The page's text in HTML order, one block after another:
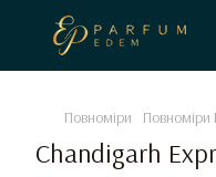
Повноміри Повноміри
Chandigarh